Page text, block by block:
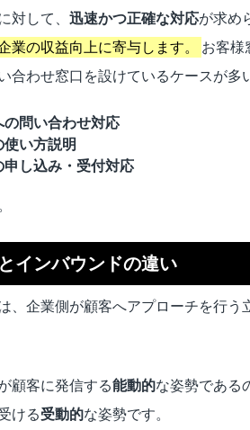
対して、 迅速かつ正確な対応が求め
業の収益向上に寄与します。
お客様
合わせ窓口を設けているケースが多
問い合わせ対応
い方説明
し込み・受付対応
インバウンドの違い
、企業側が顧客へアプローチを行う
顧客に発信する能動的な姿勢である
ける受動的な姿勢です。